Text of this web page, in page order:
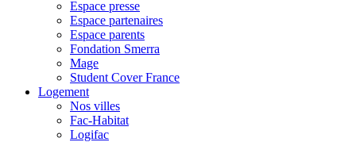
Espace presse
Espace partenaires
Espace parents
Fondation Smerra
Mage
Student Cover France
Logement
Nos villes
Fac-Habitat
Logifac